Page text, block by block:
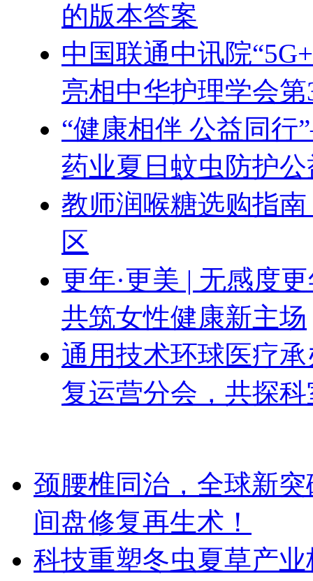
的版本答案
中国联通中讯院
亮相中华护理学会
“健康相伴 公益同
药业夏日蚊虫防护
教师润喉糖选购指
区
更年·更美 | 无感度
共筑女性健康新主场
通用技术环球医疗
复运营分会，共探
颈腰椎同治，全球新突
间盘修复再生术！
科技重塑冬虫夏草产